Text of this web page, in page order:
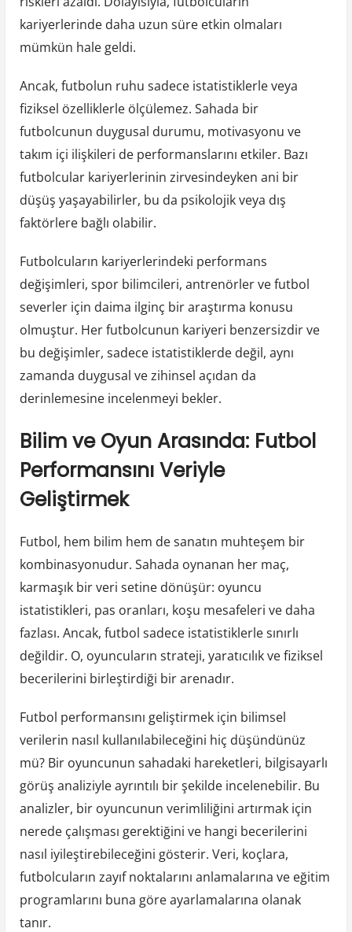
kariyerlerinde daha uzun süre etkin olmaları
mümkün hale geldi.
Ancak, futbolun ruhu sadece istatistiklerle veya
fiziksel özelliklerle ölçülemez. Sahada bir
futbolcunun duygusal durumu, motivasyonu ve
takım içi ilişkileri de performanslarını etkiler. Bazı
futbolcular kariyerlerinin zirvesindeyken ani bir
düşüş yaşayabilirler, bu da psikolojik veya dış
faktörlere bağlı olabilir.
Futbolcuların kariyerlerindeki performans
değişimleri, spor bilimcileri, antrenörler ve futbol
severler için daima ilginç bir araştırma konusu
olmuştur. Her futbolcunun kariyeri benzersizdir ve
bu değişimler, sadece istatistiklerde değil, aynı
zamanda duygusal ve zihinsel açıdan da
derinlemesine incelenmeyi bekler.
Bilim ve Oyun Arasında: Futbol
Performansını Veriyle
Geliştirmek
Futbol, hem bilim hem de sanatın muhteşem bir
kombinasyonudur. Sahada oynanan her maç,
karmaşık bir veri setine dönüşür: oyuncu
istatistikleri, pas oranları, koşu mesafeleri ve daha
fazlası. Ancak, futbol sadece istatistiklerle sınırlı
değildir. O, oyuncuların strateji, yaratıcılık ve fiziksel
becerilerini birleştirdiği bir arenadır.
Futbol performansını geliştirmek için bilimsel
verilerin nasıl kullanılabileceğini hiç düşündünüz
mü? Bir oyuncunun sahadaki hareketleri, bilgisayarlı
görüş analiziyle ayrıntılı bir şekilde incelenebilir. Bu
analizler, bir oyuncunun verimliliğini artırmak için
nerede çalışması gerektiğini ve hangi becerilerini
nasıl iyileştirebileceğini gösterir. Veri, koçlara,
futbolcuların zayıf noktalarını anlamalarına ve eğitim
programlarını buna göre ayarlamalarına olanak
tanır.